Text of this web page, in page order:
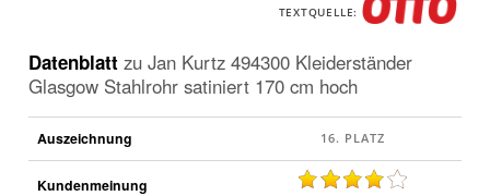
TEXTQUELLE:
Datenblatt zu Jan Kurtz 494300 Kleiderständer
Glasgow Stahlrohr satiniert 170 cm hoch
Auszeichnung
Kundenmeinung